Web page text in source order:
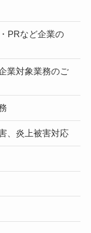
PRなど企業の
業対象業務のご
、炎上被害対応